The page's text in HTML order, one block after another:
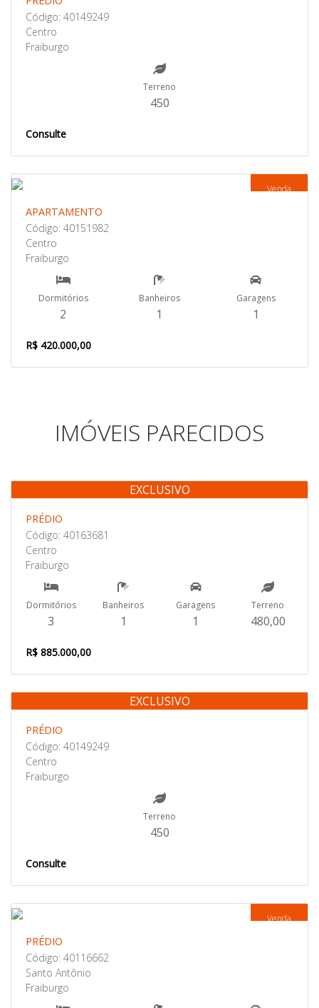
Código: 40149249
Centro
Fraiburgo
Terreno
450
Consulte
Venda
APARTAMENTO
Código: 40151982
Centro
Fraiburgo
Dormitórios
2
Banheiros
1
Garagens
1
R$ 420.000,00
IMÓVEIS PARECIDOS
Venda
EXCLUSIVO
PRÉDIO
Código: 40163681
Centro
Fraiburgo
Dormitórios
3
Banheiros
1
Garagens
1
Terreno
480,00
R$ 885.000,00
Venda
EXCLUSIVO
PRÉDIO
Código: 40149249
Centro
Fraiburgo
Terreno
450
Consulte
Venda
PRÉDIO
Código: 40116662
Santo Antônio
Fraiburgo